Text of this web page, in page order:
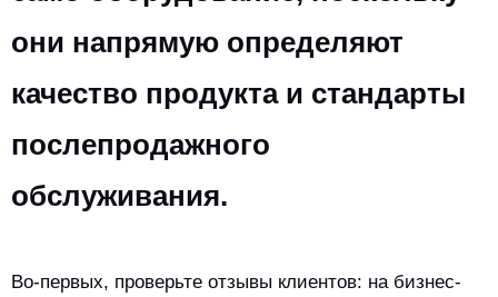
они напрямую определяют
качество продукта и стандарты
послепродажного
обслуживания.
Во-первых, проверьте отзывы клиентов: на бизнес-